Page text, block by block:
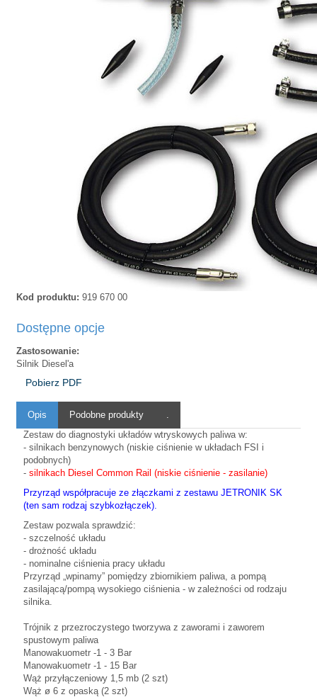
Kod produktu: 919 670 00
Dostępne opcje
Zastosowanie:
Silnik Diesel'a
Pobierz PDF
Opis Podobne produkty
.
Zestaw do diagnostyki układów wtryskowych paliwa w:
- silnikach benzynowych (niskie ciśnienie w układach FSI i
podobnych)
- silnikach Diesel Common Rail (niskie ciśnienie - zasilanie)
Przyrząd współpracuje ze złączkami z zestawu JETRONIK SK
(ten sam rodzaj szybkozłączek).
Zestaw pozwala sprawdzić:
- szczelność układu
- drożność układu
- nominalne ciśnienia pracy układu
Przyrząd „wpinamy” pomiędzy zbiornikiem paliwa, a pompą
zasilającą/pompą wysokiego ciśnienia - w zależności od rodzaju
silnika.
Trójnik z przezroczystego tworzywa z zaworami i zaworem
spustowym paliwa
Manowakuometr -1 - 3 Bar
Manowakuometr -1 - 15 Bar
Wąż przyłączeniowy 1,5 mb (2 szt)
Wąż ø 6 z opaską (2 szt)